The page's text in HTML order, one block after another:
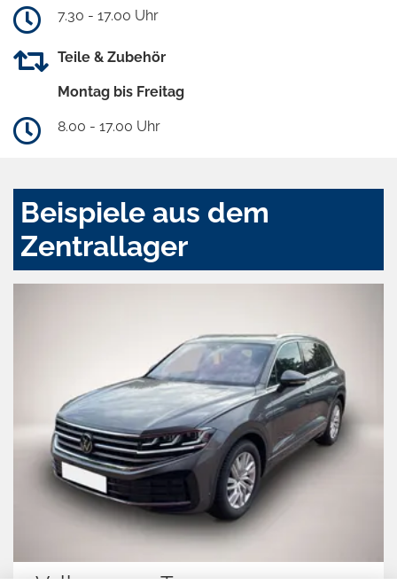
7.30 - 17.00 Uhr
Teile & Zubehör
Montag bis Freitag
8.00 - 17.00 Uhr
Beispiele aus dem
Zentrallager